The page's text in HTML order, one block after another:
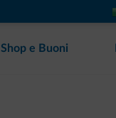
Shop e Buoni